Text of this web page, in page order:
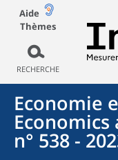
Aide
Thèmes
RECHERCHE
Economie
n° 538 -